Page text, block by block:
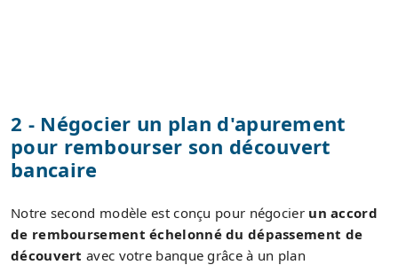
2 - Négocier un plan d'apurement
pour rembourser son découvert
bancaire
Notre second modèle est conçu pour négocier un accord
de remboursement échelonné du dépassement de
découvert avec votre banque grâce à un plan